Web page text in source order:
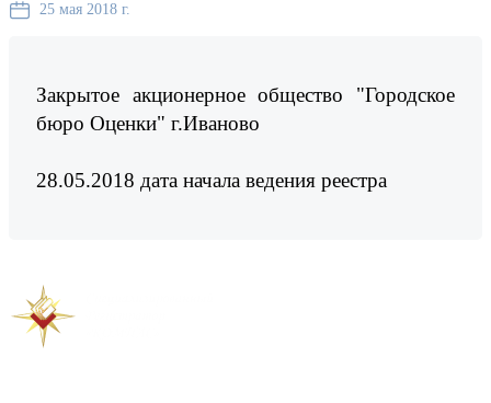
25 мая 2018 г.
Закрытое акционерное общество "Городское
бюро Оценки" г.Иваново
28.05.2018 дата начала ведения реестра